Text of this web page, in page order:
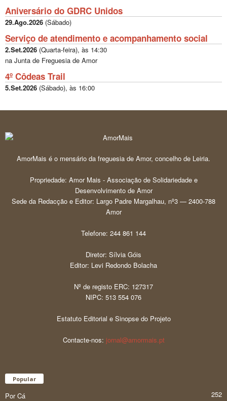
Aniversário do GDRC Unidos
29.Ago.2026 (Sábado)
Serviço de atendimento e acompanhamento social
2.Set.2026 (Quarta-feira), às 14:30
na Junta de Freguesia de Amor
4º Côdeas Trail
5.Set.2026 (Sábado), às 16:00
AmorMais é o mensário da freguesia de Amor, concelho de Leiria.
Propriedade: Amor Mais - Associação de Solidariedade e
Desenvolvimento de Amor
Sede da Redacção e Editor: Largo Padre Margalhau, nº3 — 2400-788
Amor
Telefone: 244 861 144
Diretor: Sílvia Góis
Editor: Levi Redondo Bolacha
Nº de registo ERC: 127317
NIPC: 513 554 076
Estatuto Editorial e Sinopse do Projeto
Contacte-nos: jornal@amormais.pt
Popular
Por Cá
252